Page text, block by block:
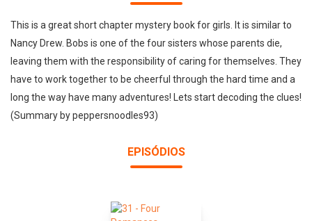
This is a great short chapter mystery book for girls. It is similar to
Nancy Drew. Bobs is one of the four sisters whose parents die,
leaving them with the responsibility of caring for themselves. They
have to work together to be cheerful through the hard time and a
long the way have many adventures! Lets start decoding the clues!
(Summary by peppersnoodles93)
EPISÓDIOS